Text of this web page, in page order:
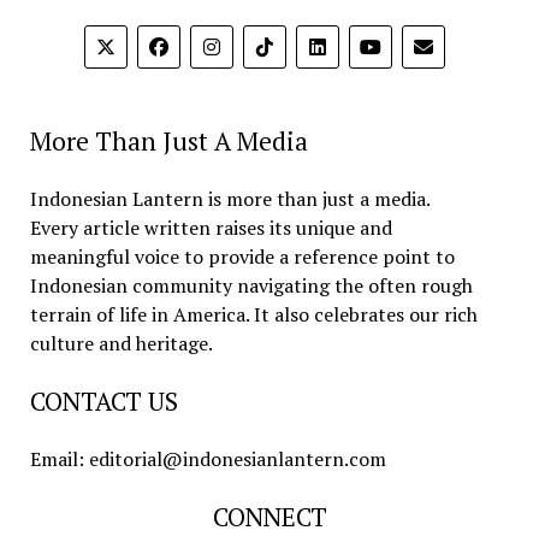
More Than Just A Media
Indonesian Lantern is more than just a media.
Every article written raises its unique and
meaningful voice to provide a reference point to
Indonesian community navigating the often rough
terrain of life in America. It also celebrates our rich
culture and heritage.
CONTACT US
Email: editorial@indonesianlantern.com
CONNECT